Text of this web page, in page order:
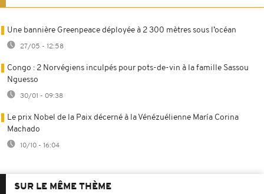
Une bannière Greenpeace déployée à 2 300 mètres sous l’océan
27/05 - 12:58
Congo : 2 Norvégiens inculpés pour pots-de-vin à la famille Sassou
Nguesso
30/01 - 09:38
Le prix Nobel de la Paix décerné à la Vénézuélienne María Corina
Machado
10/10 - 16:04
SUR LE MÊME THÈME